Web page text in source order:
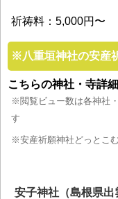
祈祷料：5,000円〜
※八重垣神社の安産
こちらの神社・寺詳
※閲覧ビュー数は各神社
す
※安産祈願神社どっとこ
安子神社（島根県出